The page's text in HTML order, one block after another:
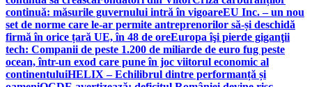
continuă: măsurile guvernului intră în vigoareEU Inc. – un nou
set de norme care le-ar permite antreprenorilor să-și deschidă
firmă în orice țară UE, în 48 de oreEuropa îşi pierde giganţii
tech: Companii de peste 1.200 de miliarde de euro fug peste
ocean, într-un exod care pune în joc viitorul economic al
continentuluiHELIX – Echilibrul dintre performanță și